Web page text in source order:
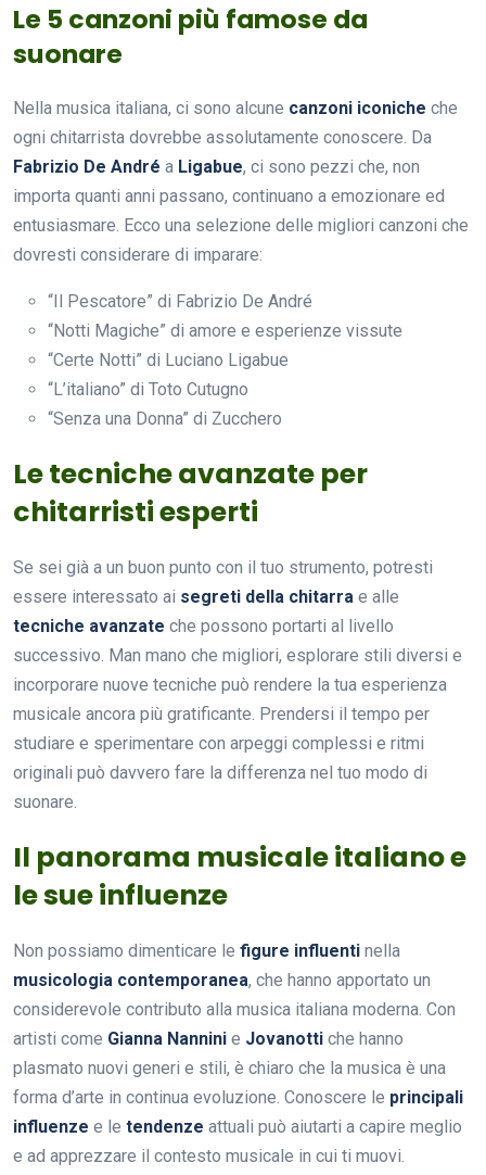
Le 5 canzoni più famose da
suonare
Nella musica italiana, ci sono alcune canzoni iconiche che
ogni chitarrista dovrebbe assolutamente conoscere. Da
Fabrizio De André a Ligabue, ci sono pezzi che, non
importa quanti anni passano, continuano a emozionare ed
entusiasmare. Ecco una selezione delle migliori canzoni che
dovresti considerare di imparare:
“Il Pescatore” di Fabrizio De André
“Notti Magiche” di amore e esperienze vissute
“Certe Notti” di Luciano Ligabue
“L’italiano” di Toto Cutugno
“Senza una Donna” di Zucchero
Le tecniche avanzate per
chitarristi esperti
Se sei già a un buon punto con il tuo strumento, potresti
essere interessato ai segreti della chitarra e alle
tecniche avanzate che possono portarti al livello
successivo. Man mano che migliori, esplorare stili diversi e
incorporare nuove tecniche può rendere la tua esperienza
musicale ancora più gratificante. Prendersi il tempo per
studiare e sperimentare con arpeggi complessi e ritmi
originali può davvero fare la differenza nel tuo modo di
suonare.
Il panorama musicale italiano e
le sue influenze
Non possiamo dimenticare le figure influenti nella
musicologia contemporanea, che hanno apportato un
considerevole contributo alla musica italiana moderna. Con
artisti come Gianna Nannini e Jovanotti che hanno
plasmato nuovi generi e stili, è chiaro che la musica è una
forma d’arte in continua evoluzione. Conoscere le principali
influenze e le tendenze attuali può aiutarti a capire meglio
e ad apprezzare il contesto musicale in cui ti muovi.